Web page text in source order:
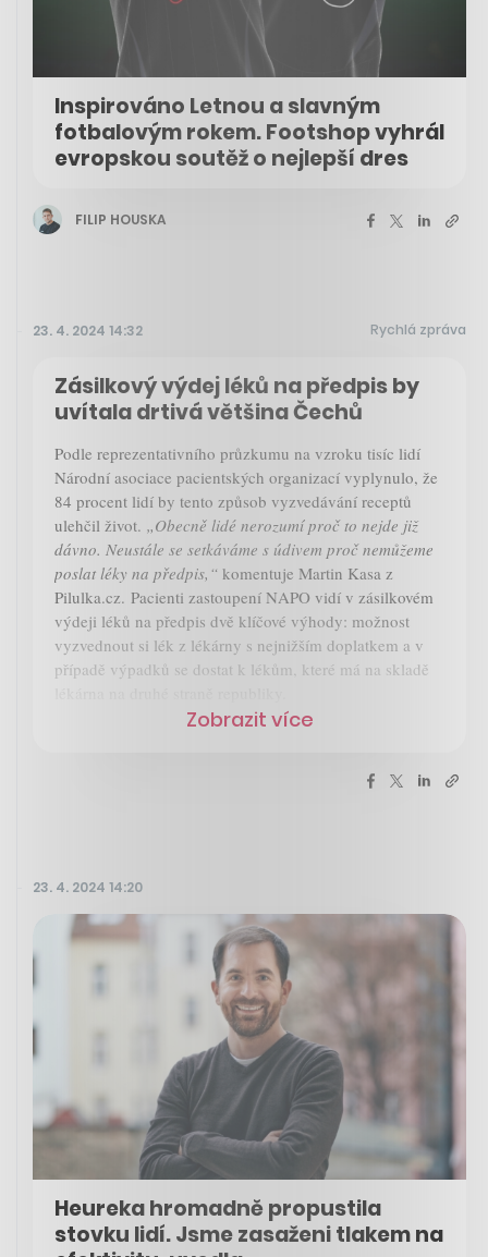
Inspirováno Letnou a slavným
fotbalovým rokem. Footshop vyhrál
evropskou soutěž o nejlepší dres
FILIP HOUSKA
23. 4. 2024 14:32 Rychlá zpráva
Zásilkový výdej léků na předpis by
uvítala drtivá většina Čechů
Podle reprezentativního průzkumu na vzroku tisíc lidí
Národní asociace pacientských organizací vyplynulo, že
84 procent lidí by tento způsob vyzvedávání receptů
ulehčil život. „Obecně lidé nerozumí proč to nejde již
dávno. Neustále se setkáváme s údivem proč nemůžeme
poslat léky na předpis,“ komentuje Martin Kasa z
Pilulka.cz. Pacienti zastoupení NAPO vidí v zásilkovém
výdeji léků na předpis dvě klíčové výhody: možnost
vyzvednout si lék z lékárny s nejnižším doplatkem a v
případě výpadků se dostat k lékům, které má na skladě
Zobrazit více
23. 4. 2024 14:20
Heureka hromadně propustila
stovku lidí. Jsme zasaženi tlakem na